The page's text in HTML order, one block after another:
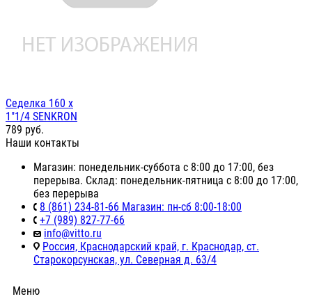
Седелка 160 х
1"1/4 SENKRON
789 руб.
Наши контакты
Магазин: понедельник-суббота с 8:00 до 17:00, без
перерыва. Склад: понедельник-пятница с 8:00 до 17:00,
без перерыва
8 (861) 234-81-66 Магазин: пн-сб 8:00-18:00
+7 (989) 827-77-66
info@vitto.ru
Россия, Краснодарский край, г. Краснодар, ст.
Старокорсунская, ул. Северная д. 63/4
Меню